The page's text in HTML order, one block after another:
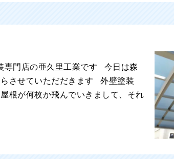
専門店の亜久里工業です 今日は森
させていただだきます 外壁塗装
根が何枚か飛んでいきまして、それ